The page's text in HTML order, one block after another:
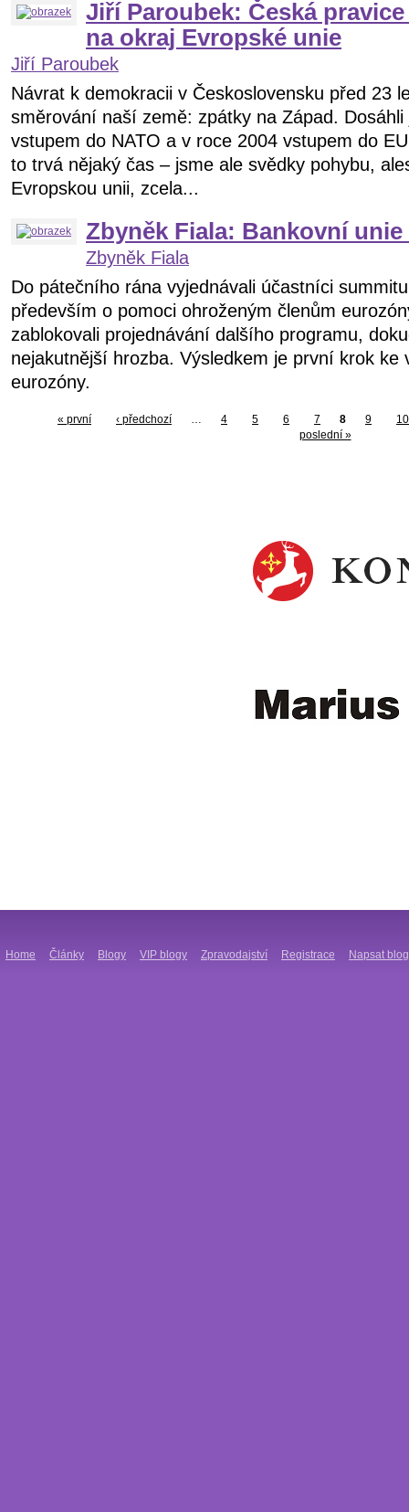
Jiří Paroubek: Česká
na okraj Evropské unie
Jiří Paroubek
Návrat k demokracii v Československu před 23
směrování naší země: zpátky na Západ.
vstupem do NATO a v roce 2004 vstupem do
to trvá nějaký čas – jsme ale svědky pohybu,
Evropskou unii, zcela...
Zbyněk Fiala: Bankovní
Zbyněk Fiala
Do pátečního rána vyjednávali účastníci
především o pomoci ohroženým členům
zablokovali projednávání dalšího programu,
nejakutnější hrozba. Výsledkem je první krok ke
eurozóny.
« první ‹ předchozí … 4 5 6 7 8 9
10
poslední »
Home Články Blogy VIP blogy Zpravodajství Registrace Napsat blog